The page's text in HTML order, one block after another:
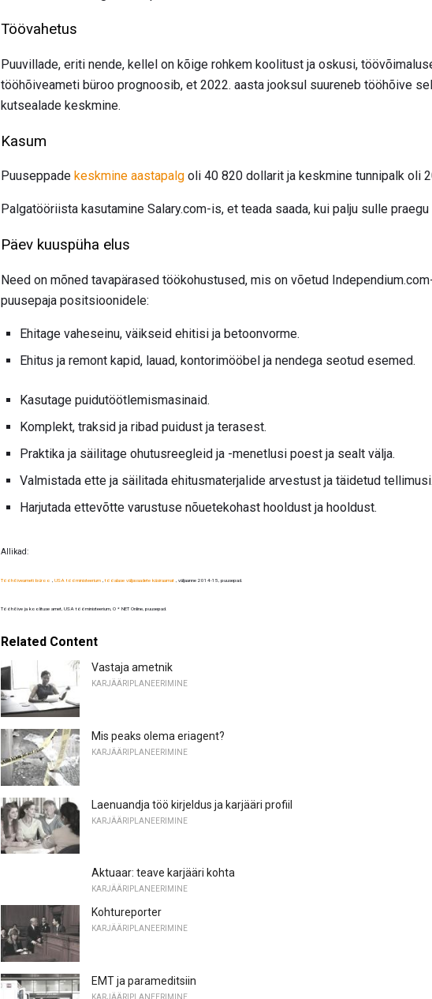
Töövahetus
Puuvillade, eriti nende, kellel on kõige rohkem koolitust ja oskusi,
tööhõiveameti büroo prognoosib, et 2022. aasta jooksul suureneb tööhõive
kutsealade keskmine.
Kasum
Puuseppade keskmine aastapalg oli 40 820 dollarit ja keskmine tunnipalk oli
Palgatööriista kasutamine Salary.com-is, et teada saada, kui palju sulle
Päev kuuspüha elus
Need on mõned tavapärased töökohustused, mis on võetud
puusepaja positsioonidele:
Ehitage vaheseinu, väikseid ehitisi ja betoonvorme.
Ehitus ja remont kapid, lauad, kontorimööbel ja nendega seotud esemed.
Kasutage puidutöötlemismasinaid.
Komplekt, traksid ja ribad puidust ja terasest.
Praktika ja säilitage ohutusreegleid ja -menetlusi poest ja sealt välja.
Valmistada ette ja säilitada ehitusmaterjalide arvestust ja täidetud tellimusi.
Harjutada ettevõtte varustuse nõuetekohast hooldust ja hooldust.
Allikad:
Tööhõiveameti büroo , USA tööministeerium ,tööalase väljavaadete käsiraamat , väljaanne 2014-15, puusepad.
Tööhõive ja koolituse amet, USA tööministeerium, O * NET Online, puusepad.
Related Content
Vastaja ametnik
KARJÄÄRIPLANEERIMINE
Mis peaks olema eriagent?
KARJÄÄRIPLANEERIMINE
Laenuandja töö kirjeldus ja karjääri profiil
KARJÄÄRIPLANEERIMINE
Aktuaar: teave karjääri kohta
KARJÄÄRIPLANEERIMINE
Kohtureporter
KARJÄÄRIPLANEERIMINE
EMT ja parameditsiin
KARJÄÄRIPLANEERIMINE